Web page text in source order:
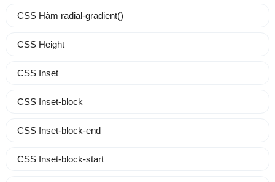
CSS Hàm radial-gradient()
CSS Height
CSS Inset
CSS Inset-block
CSS Inset-block-end
CSS Inset-block-start